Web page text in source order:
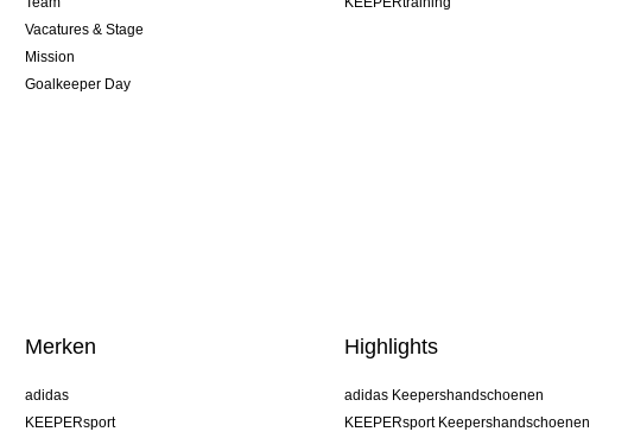
Vacatures & Stage
Mission
Goalkeeper Day
Merken
adidas
KEEPERsport
Highlights
adidas Keepershandschoenen
KEEPERsport Keepershandschoenen